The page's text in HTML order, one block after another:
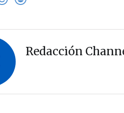
Redacción